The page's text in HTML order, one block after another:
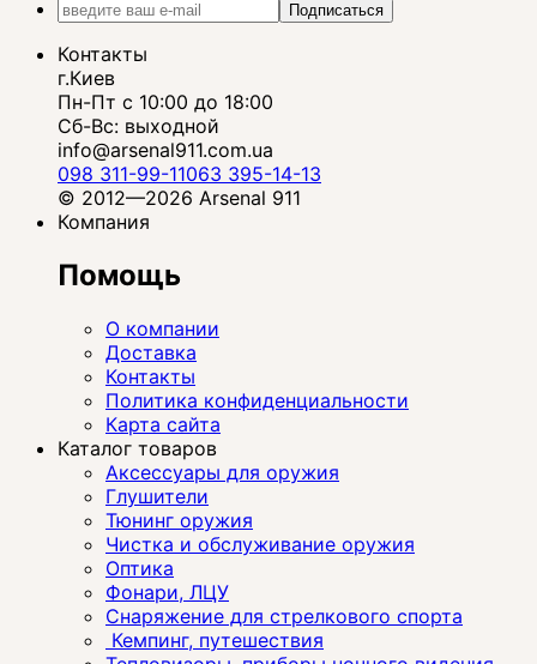
Подписаться
Контакты
г.Киев
Пн-Пт с 10:00 до 18:00
Сб-Вс: выходной
info@arsenal911.com.ua
098 311-99-11063 395-14-13
© 2012—2026 Arsenal 911
Компания
Помощь
О компании
Доставка
Контакты
Политика конфиденциальности
Карта сайта
Каталог товаров
Аксессуары для оружия
Глушители
Тюнинг оружия
Чистка и обслуживание оружия
Оптика
Фонари, ЛЦУ
Снаряжение для стрелкового спорта
Кемпинг, путешествия